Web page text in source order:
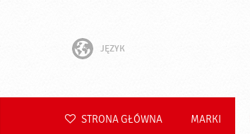
JĘZYK
Hrvatski
STRONA GŁÓWNA MARKI